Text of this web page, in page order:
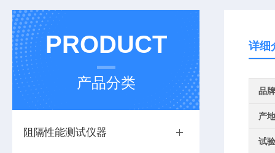
PRODUCT
产品分类
阻隔性能测试仪器
详细
品牌
产
试